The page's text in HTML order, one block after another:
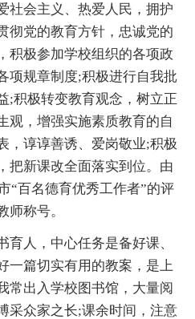
社会主义、热爱人民，拥护
彻党的教育方针，忠诚党的
积极参加学校组织的各项政
项规章制度;积极进行自我批
;积极转变教育观念，树立正
观，增强实施素质教育的自
，谆谆善诱、爱岗敬业;积极
把新课改全面落实到位。由
“百名德育优秀工作者”的评
师称号。
育人，中心任务是备好课、
一篇切实有用的教案，是上
常出入学校图书馆，大量阅
采众家之长;课余时间，注意